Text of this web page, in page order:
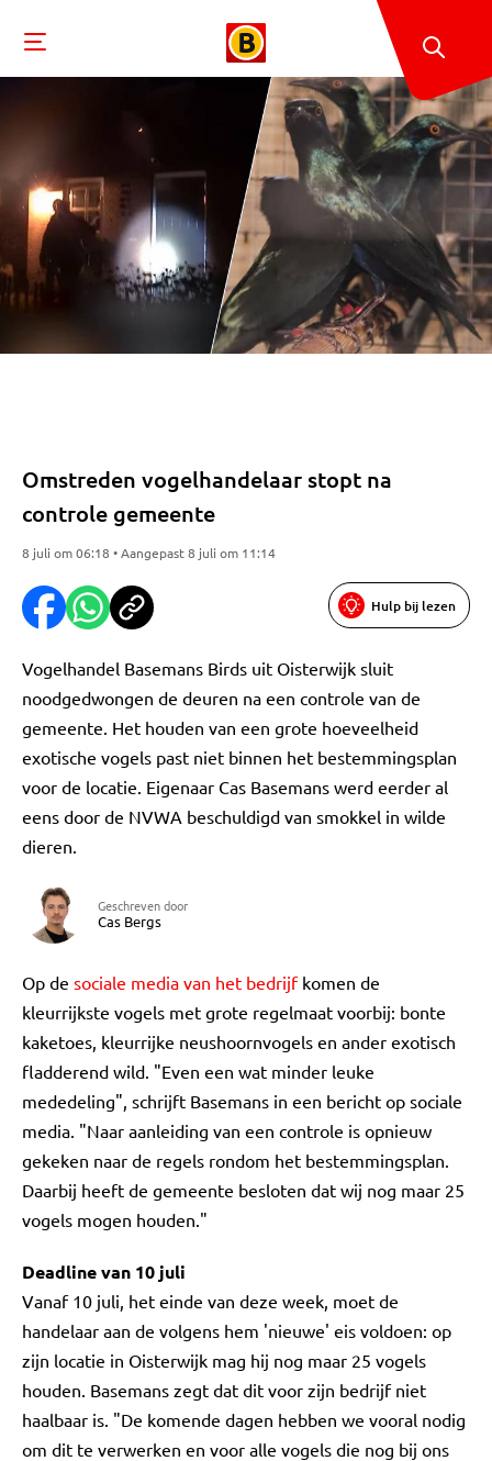
Omstreden vogelhandelaar stopt na
controle gemeente
8 juli om 06:18 • Aangepast 8 juli om 11:14
Hulp bij lezen
Vogelhandel Basemans Birds uit Oisterwijk sluit
noodgedwongen de deuren na een controle van de
gemeente. Het houden van een grote hoeveelheid
exotische vogels past niet binnen het bestemmingsplan
voor de locatie. Eigenaar Cas Basemans werd eerder al
eens door de NVWA beschuldigd van smokkel in wilde
dieren.
Geschreven door
Cas Bergs
Op de sociale media van het bedrijfkomen de
kleurrijkste vogels met grote regelmaat voorbij: bonte
kaketoes, kleurrijke neushoornvogels en ander exotisch
fladderend wild. "Even een wat minder leuke
mededeling", schrijft Basemans in een bericht op sociale
media. "Naar aanleiding van een controle is opnieuw
gekeken naar de regels rondom het bestemmingsplan.
Daarbij heeft de gemeente besloten dat wij nog maar 25
vogels mogen houden."
Deadline van 10 juli
Vanaf 10 juli, het einde van deze week, moet de
handelaar aan de volgens hem 'nieuwe' eis voldoen: op
zijn locatie in Oisterwijk mag hij nog maar 25 vogels
houden. Basemans zegt dat dit voor zijn bedrijf niet
haalbaar is. "De komende dagen hebben we vooral nodig
om dit te verwerken en voor alle vogels die nog bij ons